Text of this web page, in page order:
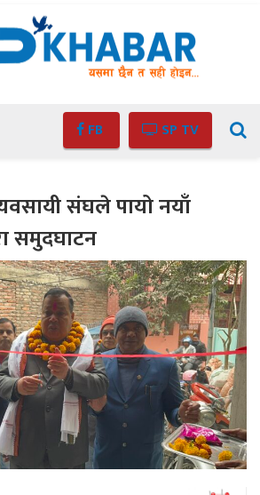
FB SP TV
संघले पायो नयाँ
समुदघाटन